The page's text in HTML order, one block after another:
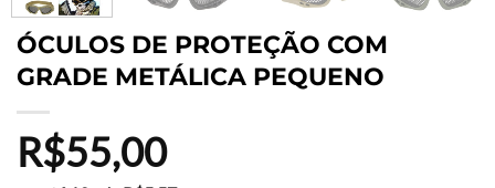
ÓCULOS DE PROTEÇÃO COM
GRADE METÁLICA PEQUENO
R$55,00